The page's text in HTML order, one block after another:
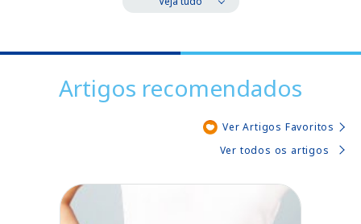
Artigos recomendados
Ver Artigos Favoritos
Ver todos os artigos